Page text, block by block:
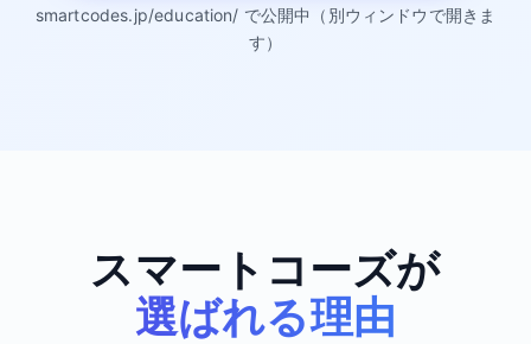
smartcodes.jp/education/ で公開中（別ウィンドウで開きま
す）
スマートコーズが
選ばれる理由